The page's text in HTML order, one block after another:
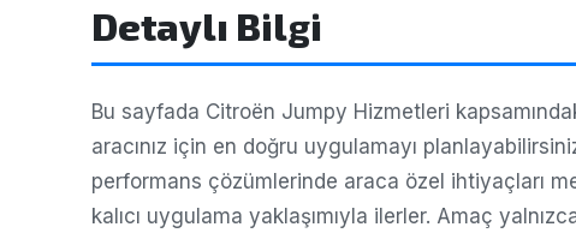
Detaylı Bilgi
Bu sayfada Citroën Jumpy Hizmetleri
aracınız için en doğru uygulamayı
performans çözümlerinde araca özel ihtiyaçları
kalıcı uygulama yaklaşımıyla ilerler. Amaç